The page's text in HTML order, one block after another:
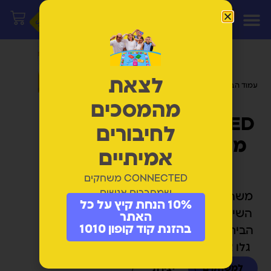
עמוד הבית
/ מוצרים המתויגים “משחק
CONNECTED
משחקי חיבור
וצחוק
משחקים שמחזירים את
השיחה, הצחוק והחיבור
הביתה. לכל גיל משחק -
גלו את המשחק שלכם.
למשחקים יצירת
לצאת
מהמסכים
לחיבורים
אמיתיים
CONNECTED משחקים
שמחברים אנשים
10% הנחת קיץ על כל
האתר
בהזנת קוד קופון 1010